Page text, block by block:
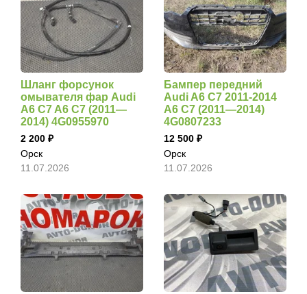
Шланг форсунок
омывателя фар Audi
A6 C7 A6 C7 (2011—
2014) 4G0955970
2 200
Орск
11.07.2026
Бампер передний
Audi A6 C7 2011-2014
A6 C7 (2011—2014)
4G0807233
12 500
Орск
11.07.2026